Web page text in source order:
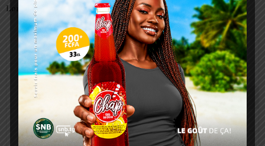
Lomé
août 2026
L M M J V S
1 2
5
12 13 14 16
17 18 19 21 22 23